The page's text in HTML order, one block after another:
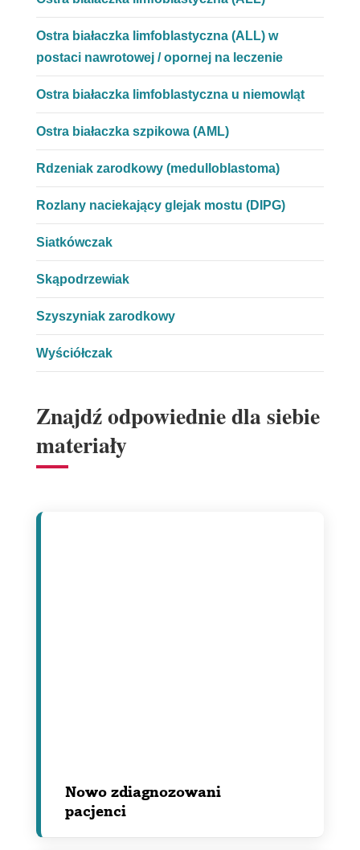
Ostra białaczka limfoblastyczna (ALL) w
postaci nawrotowej / opornej na leczenie
Ostra białaczka limfoblastyczna u niemowląt
Ostra białaczka szpikowa (AML)
Rdzeniak zarodkowy (medulloblastoma)
Rozlany naciekający glejak mostu (DIPG)
Siatkówczak
Skąpodrzewiak
Szyszyniak zarodkowy
Wyściółczak
Znajdź odpowiednie dla siebie
materiały
Nowo zdiagnozowani
pacjenci